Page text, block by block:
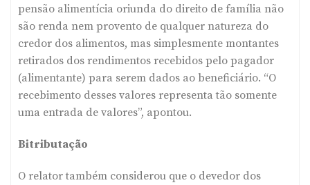
pensão alimentícia oriunda do direito de família não
são renda nem provento de qualquer natureza do
credor dos alimentos, mas simplesmente montantes
retirados dos rendimentos recebidos pelo pagador
(alimentante) para serem dados ao beneficiário. “O
recebimento desses valores representa tão somente
uma entrada de valores”, apontou.
Bitributação
O relator também considerou que o devedor dos